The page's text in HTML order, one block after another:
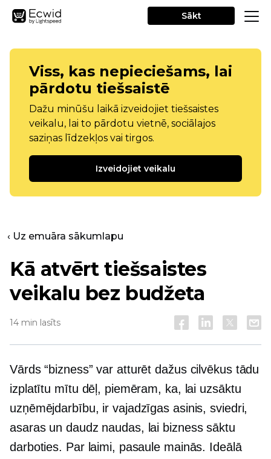
Sākt
Viss, kas nepieciešams, lai
pārdotu tiešsaistē
Dažu minūšu laikā izveidojiet tiešsaistes
veikalu, lai to pārdotu vietnē, sociālajos
saziņas līdzekļos vai tirgos.
Izveidojiet veikalu
‹ Uz emuāra sākumlapu
Kā atvērt tiešsaistes
veikalu bez budžeta
14 min lasīts
Vārds “bizness” var atturēt dažus cilvēkus tādu
izplatītu mītu dēļ, piemēram, ka, lai uzsāktu
uzņēmējdarbību, ir vajadzīgas asinis, sviedri,
asaras un daudz naudas, lai bizness sāktu
darboties. Par laimi, pasaule mainās. Ideālā